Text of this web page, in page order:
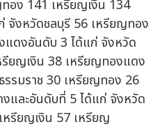
อง 141 เหรียญเงิน 134
จังหวัดชลบุรี 56 เหรียญทอง
แดงอันดับ 3 ได้แก่ จังหวัด
ยญเงิน 38 เหรียญทองแดง
รมราช 30 เหรียญทอง 26
และอันดับที่ 5 ได้แก่ จังหวัด
หรียญเงิน 57 เหรียญ